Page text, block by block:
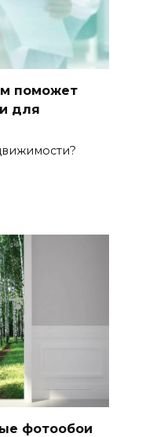
поможет
для
фотообои